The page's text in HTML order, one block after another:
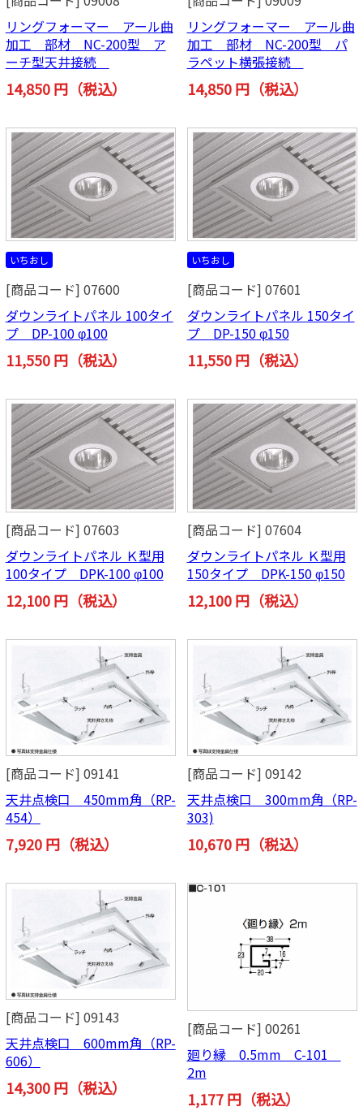
リングフォーマー アール曲
加工 部材 NC-200型 ア
ーチ型天井接続
14,850 円（税込）
リングフォーマー アール曲
加工 部材 NC-200型 パ
ラペット横張接続
14,850 円（税込）
いちおし
[商品コード] 07600
ダウンライトパネル 100タイ
プ DP-100 φ100
11,550 円（税込）
いちおし
[商品コード] 07601
ダウンライトパネル 150タイ
プ DP-150 φ150
11,550 円（税込）
[商品コード] 07603
ダウンライトパネル Ｋ型用
100タイプ DPK-100 φ100
12,100 円（税込）
[商品コード] 07604
ダウンライトパネル Ｋ型用
150タイプ DPK-150 φ150
12,100 円（税込）
[商品コード] 09141
天井点検口 450mm角（RP-
454）
7,920 円（税込）
[商品コード] 09142
天井点検口 300mm角（RP-
303)
10,670 円（税込）
[商品コード] 09143
天井点検口 600mm角（RP-
606）
14,300 円（税込）
[商品コード] 00261
廻り縁 0.5mm C-101
2m
1,177 円（税込）